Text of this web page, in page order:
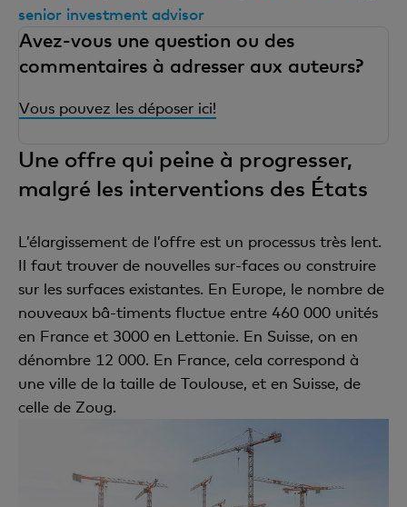
senior investment advisor
Avez-vous une question ou des
commentaires à adresser aux auteurs?
Vous pouvez les déposer ici!
Une offre qui peine à progresser,
malgré les interventions des États
L’élargissement de l’offre est un processus très lent.
Il faut trouver de nouvelles sur-faces ou construire
sur les surfaces existantes. En Europe, le nombre de
nouveaux bâ-timents fluctue entre 460 000 unités
en France et 3000 en Lettonie. En Suisse, on en
dénombre 12 000. En France, cela correspond à
une ville de la taille de Toulouse, et en Suisse, de
celle de Zoug.